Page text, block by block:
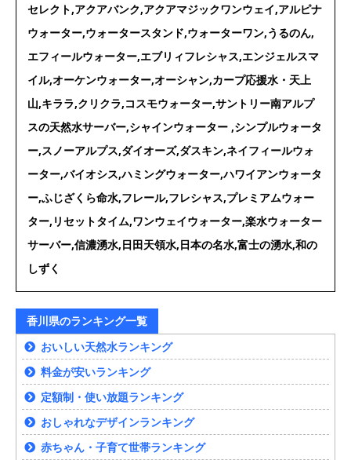
セレクト,アクアバンク,アクアマジックワンウェイ,アルピナ
ウォーター,ウォータースタンド,ウォーターワン,うるのん,
エフィールウォーター,エブリィフレシャス,エンジェルスマ
イル,オーケンウォーター,オーシャン,カープ応援水・天上
山,キララ,クリクラ,コスモウォーター,サントリー南アルプ
スの天然水サーバー,シャインウォーター ,シンプルウォータ
ー,スノーアルプス,ダイオーズ,ダスキン,ネイフィールウォ
ーター,バイオシス,ハミングウォーター,ハワイアンウォータ
ー,ふじざくら命水,フレール,フレシャス,プレミアムウォー
ター,リセットタイム,ワンウェイウォーター,楽水ウォーター
サーバー,信濃湧水,日田天領水,日本の名水,富士の湧水,和の
しずく
香川県のランキング一覧
おいしい天然水ランキング
料金が安いランキング
定額制・使い放題ランキング
おしゃれなデザインランキング
赤ちゃん・子育て世帯ランキング